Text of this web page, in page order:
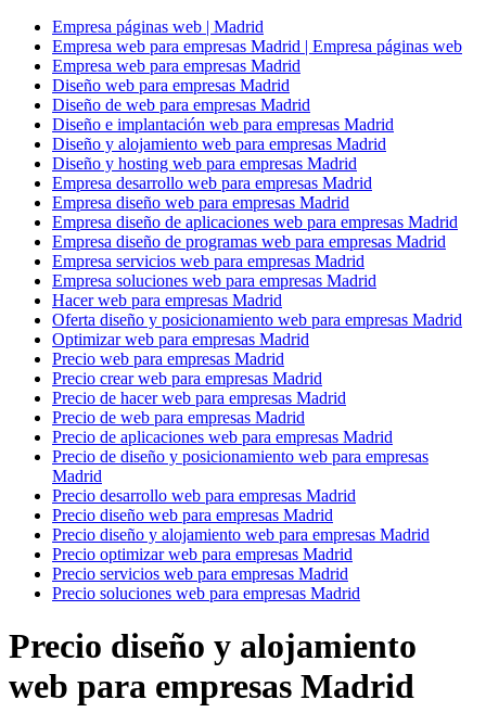
Empresa páginas web | Madrid
Empresa web para empresas Madrid | Empresa páginas web
Empresa web para empresas Madrid
Diseño web para empresas Madrid
Diseño de web para empresas Madrid
Diseño e implantación web para empresas Madrid
Diseño y alojamiento web para empresas Madrid
Diseño y hosting web para empresas Madrid
Empresa desarrollo web para empresas Madrid
Empresa diseño web para empresas Madrid
Empresa diseño de aplicaciones web para empresas Madrid
Empresa diseño de programas web para empresas Madrid
Empresa servicios web para empresas Madrid
Empresa soluciones web para empresas Madrid
Hacer web para empresas Madrid
Oferta diseño y posicionamiento web para empresas Madrid
Optimizar web para empresas Madrid
Precio web para empresas Madrid
Precio crear web para empresas Madrid
Precio de hacer web para empresas Madrid
Precio de web para empresas Madrid
Precio de aplicaciones web para empresas Madrid
Precio de diseño y posicionamiento web para empresas
Madrid
Precio desarrollo web para empresas Madrid
Precio diseño web para empresas Madrid
Precio diseño y alojamiento web para empresas Madrid
Precio optimizar web para empresas Madrid
Precio servicios web para empresas Madrid
Precio soluciones web para empresas Madrid
Precio diseño y alojamiento
web para empresas Madrid